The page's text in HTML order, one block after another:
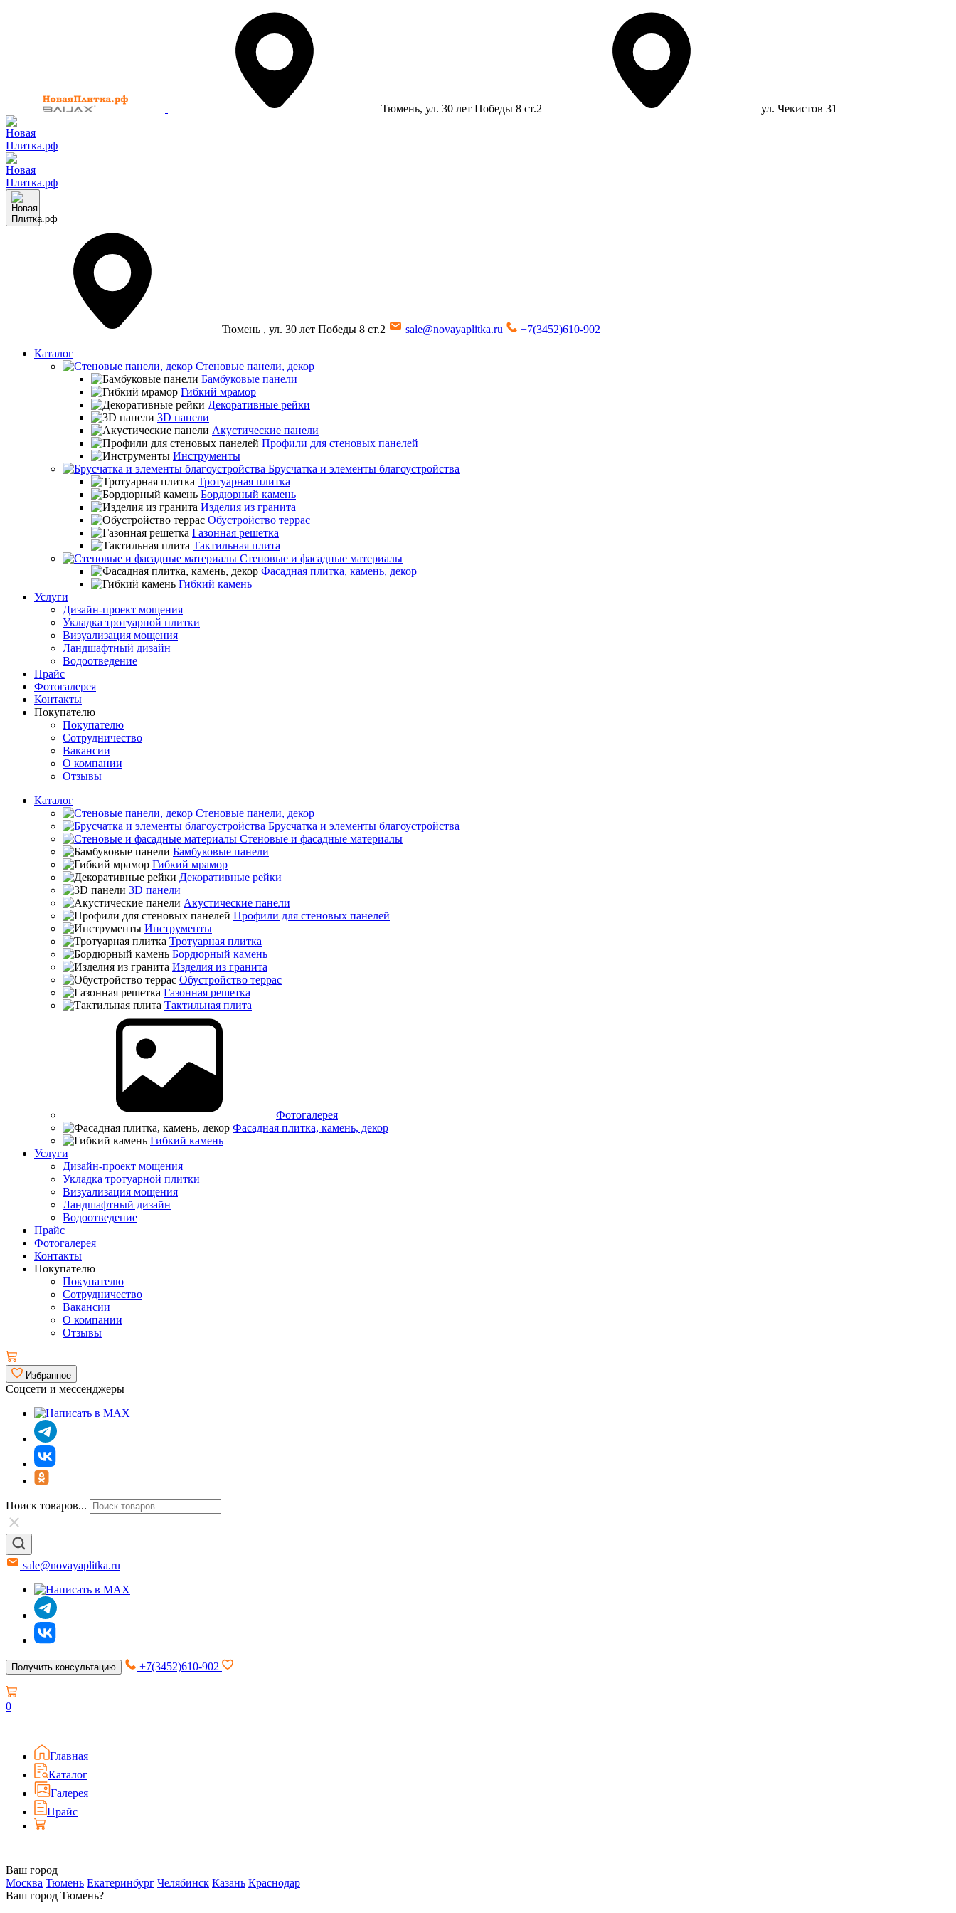
Тюмень, ул. 30 лет Победы 8 ст.2 ул. Чекистов 31
Тюмень , ул. 30 лет Победы 8 ст.2 sale@novayaplitka.ru
+7(3452)610-902
Каталог
Стеновые панели, декор
Бамбуковые панели
Гибкий мрамор
Декоративные рейки
3D панели
Акустические панели
Профили для стеновых панелей
Инструменты
Брусчатка и элементы благоустройства
Тротуарная плитка
Бордюрный камень
Изделия из гранита
Обустройство террас
Газонная решетка
Тактильная плита
Стеновые и фасадные материалы
Фасадная плитка, камень, декор
Гибкий камень
Услуги
Дизайн-проект мощения
Укладка тротуарной плитки
Визуализация мощения
Ландшафтный дизайн
Водоотведение
Прайс
Фотогалерея
Контакты
Покупателю
Покупателю
Сотрудничество
Вакансии
О компании
Отзывы
Каталог
Стеновые панели, декор
Брусчатка и элементы благоустройства
Стеновые и фасадные материалы
Бамбуковые панели
Гибкий мрамор
Декоративные рейки
3D панели
Акустические панели
Профили для стеновых панелей
Инструменты
Тротуарная плитка
Бордюрный камень
Изделия из гранита
Обустройство террас
Газонная решетка
Тактильная плита
Фотогалерея
Фасадная плитка, камень, декор
Гибкий камень
Услуги
Дизайн-проект мощения
Укладка тротуарной плитки
Визуализация мощения
Ландшафтный дизайн
Водоотведение
Прайс
Фотогалерея
Контакты
Покупателю
Покупателю
Сотрудничество
Вакансии
О компании
Отзывы
Избранное
Соцсети и мессенджеры
Поиск товаров...
sale@novayaplitka.ru
Получить консультацию +7(3452)610-902
0
Главная
Каталог
Галерея
Прайс
Ваш город
Москва Тюмень Екатеринбург Челябинск Казань Краснодар
Ваш город Тюмень?